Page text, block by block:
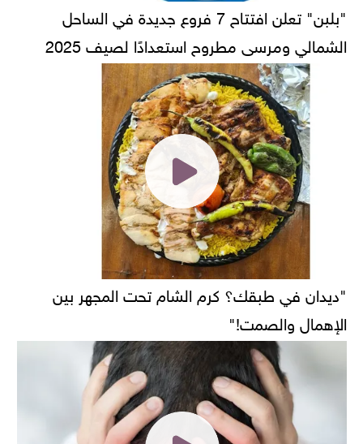
"بلبن" تعلن افتتاح 7 فروع جديدة في الساحل
الشمالي ومرسى مطروح استعدادًا لصيف 2025
"ديدان في طبقك؟ كرم الشام تحت المجهر بين
الإهمال والصمت!"